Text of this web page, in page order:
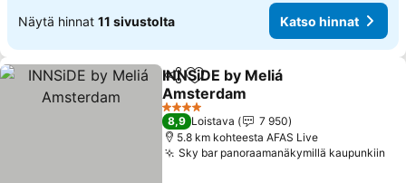
Näytä hinnat 11 sivustolta Katso hinnat
Jaa Lisää suosikkeihin
INNSiDE by Meliá
Amsterdam
Katso hinnat
4 Tähtiluokitus
8,9 Loistava
7 950
5.8 km kohteesta AFAS Live
Sky bar panoraamanäkymillä kaupunkiin